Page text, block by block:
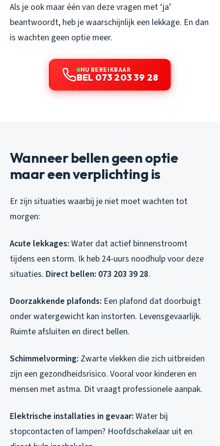
Als je ook maar één van deze vragen met ‘ja’
beantwoordt, heb je waarschijnlijk een lekkage. En dan
is wachten geen optie meer.
NU BEREIKBAAR
BEL 073 203 39 28
Wanneer bellen geen optie
maar een verplichting is
Er zijn situaties waarbij je niet moet wachten tot
morgen:
Acute lekkages: Water dat actief binnenstroomt
tijdens een storm. Ik heb 24-uurs noodhulp voor deze
situaties. Direct bellen: 073 203 39 28.
Doorzakkende plafonds: Een plafond dat doorbuigt
onder watergewicht kan instorten. Levensgevaarlijk.
Ruimte afsluiten en direct bellen.
Schimmelvorming: Zwarte vlekken die zich uitbreiden
zijn een gezondheidsrisico. Vooral voor kinderen en
mensen met astma. Dit vraagt professionele aanpak.
Elektrische installaties in gevaar: Water bij
stopcontacten of lampen? Hoofdschakelaar uit en